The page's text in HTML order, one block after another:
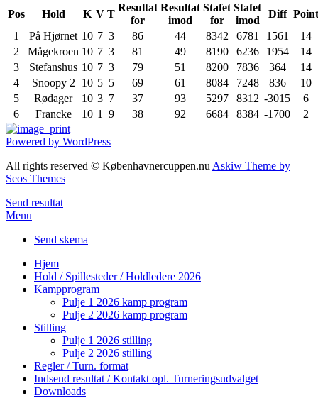
Pos Hold K V T
Resultat
for
Resultat
imod
Stafet
for
Stafet
imod
Diff Point
1
På Hjørnet 10 7 3 86 44 8342 6781 1561
14
2
Mågekroen 10 7 3 81 49 8190 6236 1954
14
3
Stefanshus 10 7 3 79 51 8200 7836 364
14
4
Snoopy 2 10 5 5 69 61 8084 7248 836
10
5
Rødager 10 3 7 37 93 5297 8312 -3015
6
6
Francke 10 1 9 38 92 6684 8384 -1700 2
Powered by WordPress
All rights reserved © Københavnercuppen.nu Askiw Theme by
Seos Themes
Send resultat
Menu
Send skema
Hjem
Hold / Spillesteder / Holdledere 2026
Kampprogram
Pulje 1 2026 kamp program
Pulje 2 2026 kamp program
Stilling
Pulje 1 2026 stilling
Pulje 2 2026 stilling
Regler / Turn. format
Indsend resultat / Kontakt opl. Turneringsudvalget
Downloads